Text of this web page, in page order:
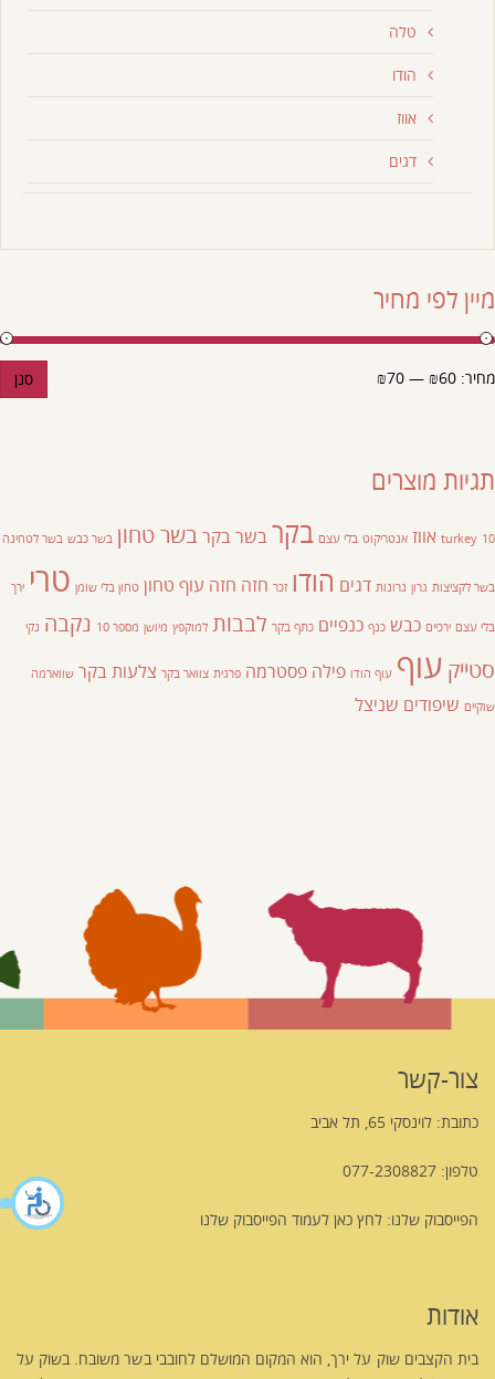
טלה
הודו
אווז
דגים
מיין לפי מחיר
סנן מחיר: ₪60
—
₪70
תגיות מוצרים
10
turkey אווז אנטריקוט בלי עצם בקרבשר בקרבשר טחון בשר כבש בשר לטחינה
בשר לקציצות גרון גרונות דגים הודו זכר חזה חזה עוף טחון טחון בלי שומן טרי ירך
בלי עצם ירכיים כבש כנף כנפיים כתף בקר לבבות למוקפץ מיושן מספר 10 נקבה נקי
סטייק עוף עוף הודו פילה פסטרמה פרגית צוואר בקר צלעות בקר שווארמה
שוקיים שיפודים שניצל
צור-קשר
כתובת: לוינסקי 65, תל אביב
טלפון: 077-2308827
הפייסבוק שלנו: לחץ כאן לעמוד הפייסבוק שלנו
אודות
בית הקצבים שוק על ירך, הוא המקום המושלם לחובבי בשר משובח. בשוק על